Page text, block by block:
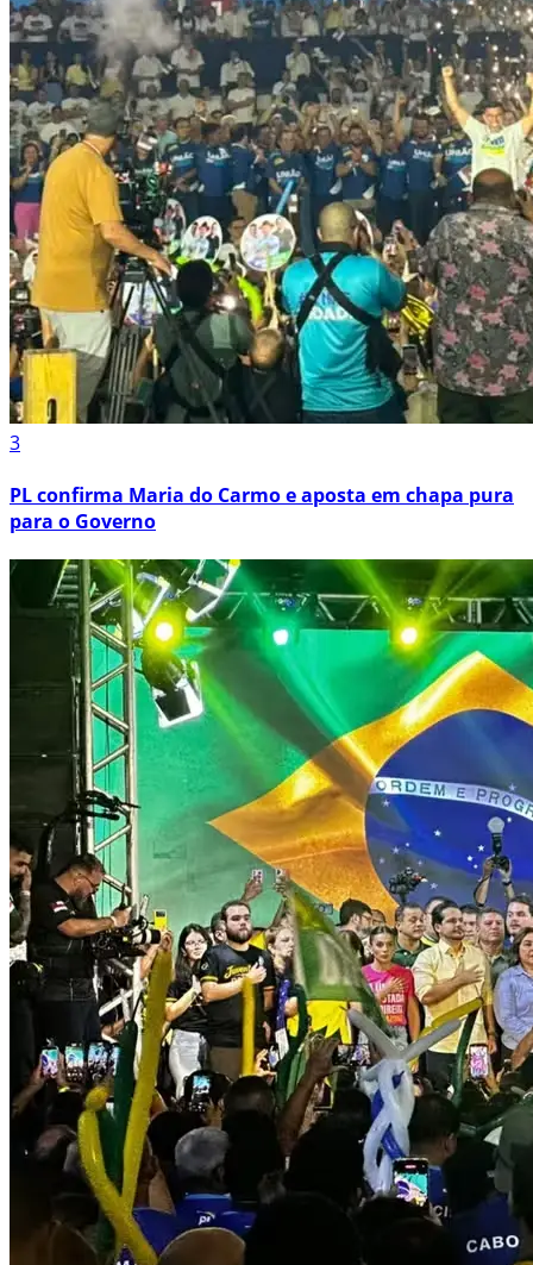
3
PL confirma Maria do Carmo e aposta em chapa pura
para o Governo